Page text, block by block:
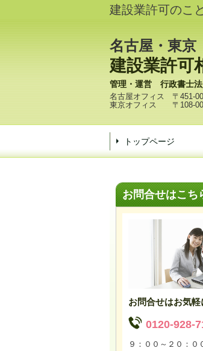
建設業許可のこ
名古屋・東京
建設業許可
管理・運営 行政書士法
名古屋オフィス 〒451-
東京オフィス 〒
トップページ
お問合せはこち
お問合せはお気軽
0120-928-
９：００～２０：０